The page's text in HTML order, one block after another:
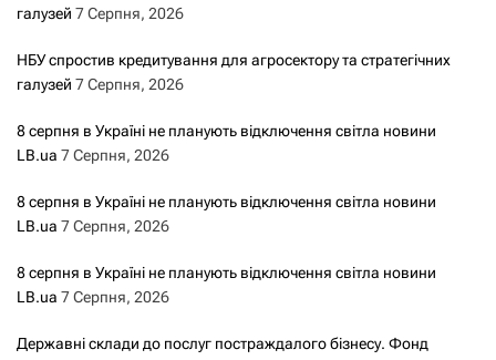
галузей 7 Серпня, 2026
НБУ спростив кредитування для агросектору та стратегічних
галузей 7 Серпня, 2026
8 серпня в Україні не планують відключення світла новини
LB.ua 7 Серпня, 2026
8 серпня в Україні не планують відключення світла новини
LB.ua 7 Серпня, 2026
8 серпня в Україні не планують відключення світла новини
LB.ua 7 Серпня, 2026
Державні склади до послуг постраждалого бізнесу. Фонд